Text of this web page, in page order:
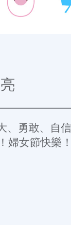
勇敢、自信
婦女節快樂！